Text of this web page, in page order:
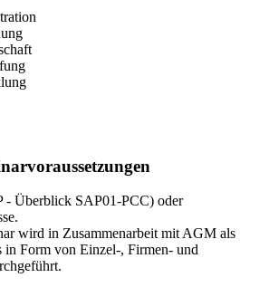
- Überblick SAP01-PCC) oder
wird in Zusammenarbeit mit AGM als
Form von Einzel-, Firmen- und